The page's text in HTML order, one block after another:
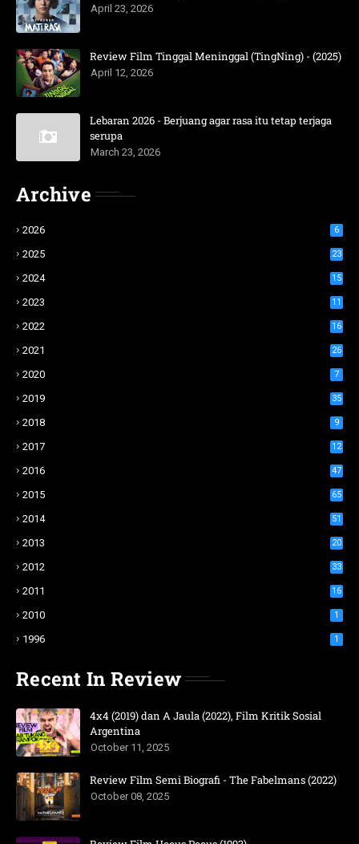
April 23, 2026
Review Film Tinggal Meninggal (TingNing) - (2025)
April 12, 2026
Lebaran 2026 - Berjuang agar rasa itu tetap terjaga
serupa
March 23, 2026
Archive
2026 6
2025 23
2024 15
2023 11
2022 16
2021 26
2020 7
2019 35
2018 9
2017 12
2016 47
2015 65
2014 51
2013 20
2012 33
2011 16
2010 1
1996 1
Recent In Review
4x4 (2019) dan A Jaula (2022), Film Kritik Sosial
Argentina
October 11, 2025
Review Film Semi Biografi - The Fabelmans (2022)
October 08, 2025